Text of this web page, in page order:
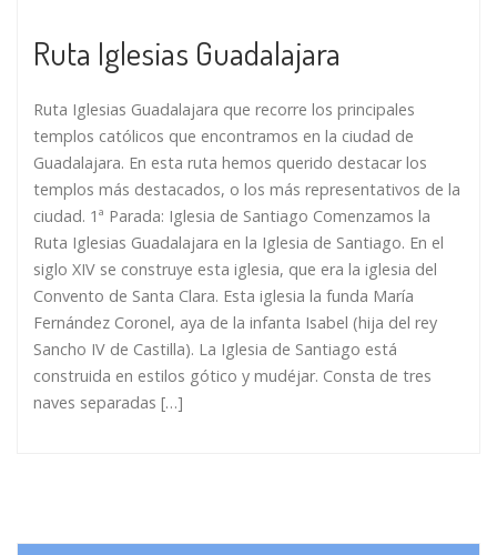
Ruta Iglesias Guadalajara
Ruta Iglesias Guadalajara que recorre los principales
templos católicos que encontramos en la ciudad de
Guadalajara. En esta ruta hemos querido destacar los
templos más destacados, o los más representativos de la
ciudad. 1ª Parada: Iglesia de Santiago Comenzamos la
Ruta Iglesias Guadalajara en la Iglesia de Santiago. En el
siglo XIV se construye esta iglesia, que era la iglesia del
Convento de Santa Clara. Esta iglesia la funda María
Fernández Coronel, aya de la infanta Isabel (hija del rey
Sancho IV de Castilla). La Iglesia de Santiago está
construida en estilos gótico y mudéjar. Consta de tres
naves separadas […]